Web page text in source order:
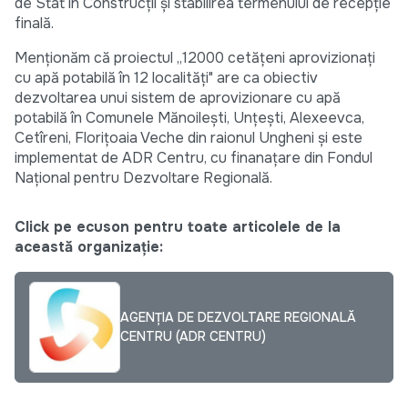
finală.
Menționăm că proiectul „12000 cetățeni aprovizionați
cu apă potabilă în 12 localități" are ca obiectiv
dezvoltarea unui sistem de aprovizionare cu apă
potabilă în Comunele Mănoilești, Unțești, Alexeevca,
Cetîreni, Florițoaia Veche din raionul Ungheni și este
implementat de ADR Centru, cu finanațare din Fondul
Național pentru Dezvoltare Regională.
Click pe ecuson pentru toate articolele de la
această organizație:
AGENȚIA DE DEZVOLTARE REGIONALĂ
CENTRU (ADR CENTRU)